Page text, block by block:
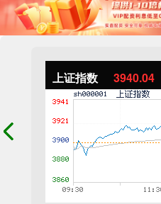
上证指数 3940.04